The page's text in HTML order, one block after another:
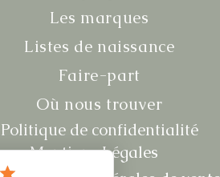
Les marques
Listes de naissance
Faire-part
Où nous trouver
Politique de confidentialité
Mentions Légales